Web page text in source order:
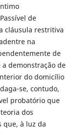
de
cláusula restritiva
na
de
demonstração de
do domicílio
se, contudo,
probatório que
dos
que, à luz da